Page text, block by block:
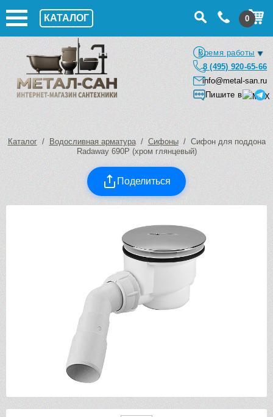
КАТАЛОГ 0
Время работы
8 (495) 920-65-66
info@metal-san.ru
Пишите в
Каталог/ Водосливная арматура/ Сифоны/ Сифон для поддона
Radaway 690P (хром глянцевый)
Поделиться